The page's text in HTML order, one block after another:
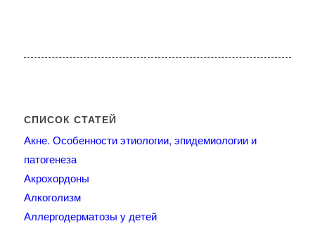
СПИСОК СТАТЕЙ
Акне. Особенности этиологии, эпидемиологии и
патогенеза
Акрохордоны
Алкоголизм
Аллергодерматозы у детей